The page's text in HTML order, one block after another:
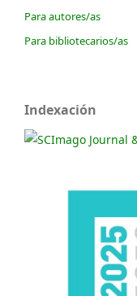
Para autores/as
Para bibliotecarios/as
Indexación